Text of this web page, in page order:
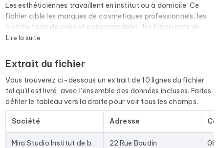
Les esthéticiennes travaillent en institut ou à domicile. Ce
fichier cible les marques de cosmétiques professionnels, les
distributeurs de cires et consommables, les fabricants de
tables de soins et les organismes de formation esthétique.
automatique via Cleanmylist.email avant d'être inclus. Les
adresses invalides, les boîtes pleines et les domaines expirés
sont retirés. Résultat : un taux de bounce bas et des
campagnes qui arrivent en boîte de réception.
Le fichier ne se limite pas aux emails. Pour chaque entreprise,
Lire la suite
Extrait du fichier
Vous trouverez ci-dessous un extrait de 10 lignes du fichier
tel qu'il est livré, avec l'ensemble des données incluses. Faites
défiler le tableau vers la droite pour voir tous les champs.
Société Adresse
Mira Studio Institut de beauté Charleville Mézières - Epilation Laser & Extensions de Cils 22 Rue Baudin